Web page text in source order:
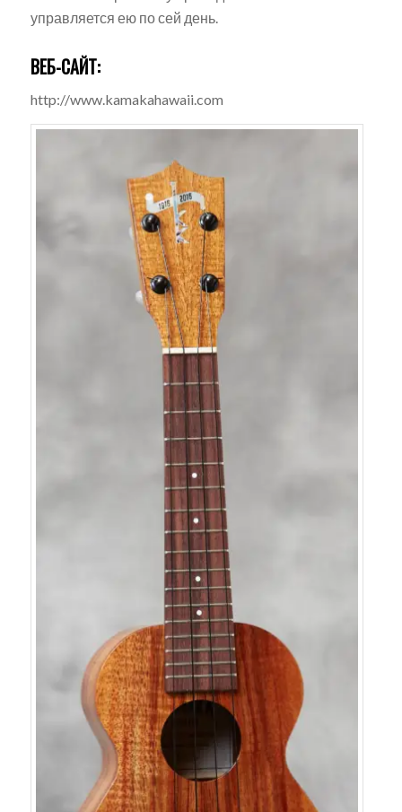
управляется ею по сей день.
ВЕБ-САЙТ:
http://www.kamakahawaii.com